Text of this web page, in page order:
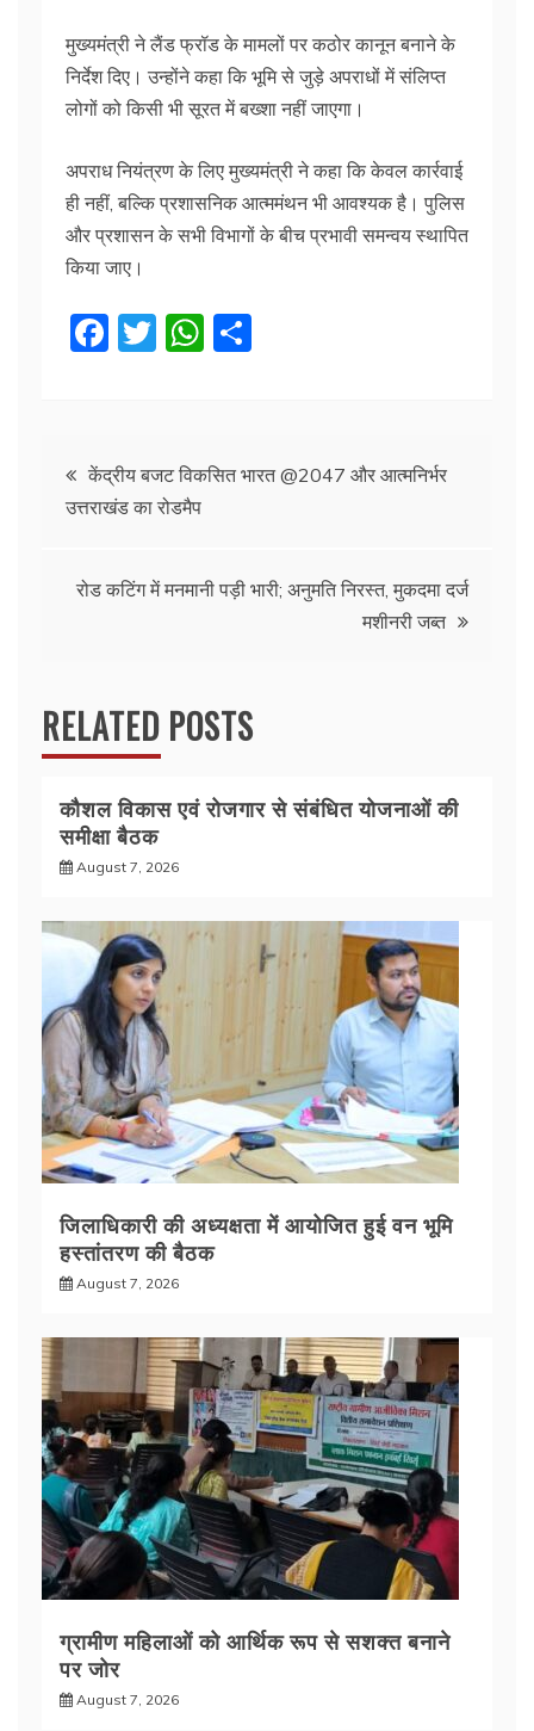
मुख्यमंत्री ने लैंड फ्रॉड के मामलों पर कठोर कानून बनाने के
निर्देश दिए। उन्होंने कहा कि भूमि से जुड़े अपराधों में संलिप्त
लोगों को किसी भी सूरत में बख्शा नहीं जाएगा।
अपराध नियंत्रण के लिए मुख्यमंत्री ने कहा कि केवल कार्रवाई
ही नहीं, बल्कि प्रशासनिक आत्ममंथन भी आवश्यक है। पुलिस
और प्रशासन के सभी विभागों के बीच प्रभावी समन्वय स्थापित
किया जाए।
F
b
o
k
T
W
A
Post
navigation
केंद्रीय बजट विकसित भारत @2047 और आत्मनिर्भर
उत्तराखंड का रोडमैप
रोड कटिंग में मनमानी पड़ी भारी; अनुमति निरस्त, मुकदमा दर्ज
मशीनरी जब्त
RELATED POSTS
कौशल विकास एवं रोजगार से संबंधित योजनाओं की
समीक्षा बैठक
August 7, 2026
जिलाधिकारी की अध्यक्षता में आयोजित हुई वन भूमि
हस्तांतरण की बैठक
August 7, 2026
ग्रामीण महिलाओं को आर्थिक रूप से सशक्त बनाने
पर जोर
August 7, 2026